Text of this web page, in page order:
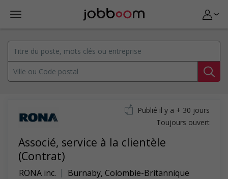
Associé, service à la clientèle
(Contrat)
RONA inc. Burnaby, Colombie-Britannique
Publié il y a + 30 jours
Toujours ouvert